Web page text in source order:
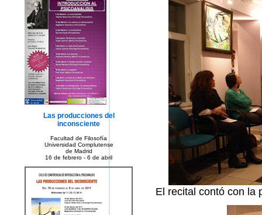
Las producciones del
inconsciente
Facultad de Filosofía
Universidad Complutense
de Madrid
16 de febrero - 6 de abril
El recital contó con la